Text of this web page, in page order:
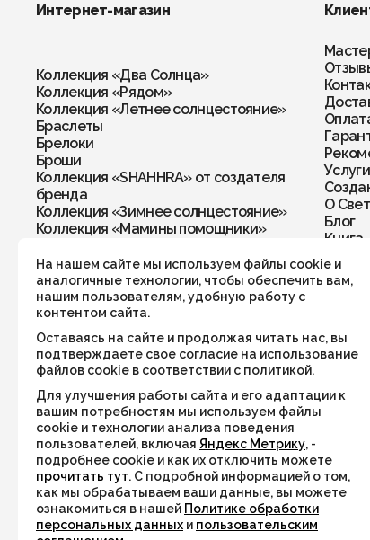
Интернет-магазин
Коллекция «Два Солнца»
Коллекция «Рядом»
Коллекция «Летнее солнцестояние»
Браслеты
Брелоки
Броши
Коллекция «SHAHHRA» от создателя
бренда
Коллекция «Зимнее солнцестояние»
Коллекция «Мамины помощники»
Кольца
Комплекты
Кулоны
Перстни
Подвески
Подвески в автомобиль/дом
Рождественская коллекция
Серьги
Талисман года 2026
Украшения по числу рождения
Хранители пространства
Четки
Чокеры
Коллекция «Дыхание тумана»
Коллекция «Тигровый поход»
Коллекция «Флюоритовая»
О
Блог
Книга
На нашем сайте мы используем файлы cookie и
аналогичные технологии, чтобы обеспечить вам,
нашим пользователям, удобную работу с
контентом сайта.
Оставаясь на сайте и продолжая читать нас, вы
подтверждаете свое согласие на использование
файлов cookie в соответствии с политикой.
Для улучшения работы сайта и его адаптации к
вашим потребностям мы используем файлы
cookie и технологии анализа поведения
пользователей, включая Яндекс Метрику, -
подробнее cookie и как их отключить можете
прочитать тут. С подробной информацией о том,
как мы обрабатываем ваши данные, вы можете
ознакомиться в нашей Политике обработки
персональных данных и пользовательским